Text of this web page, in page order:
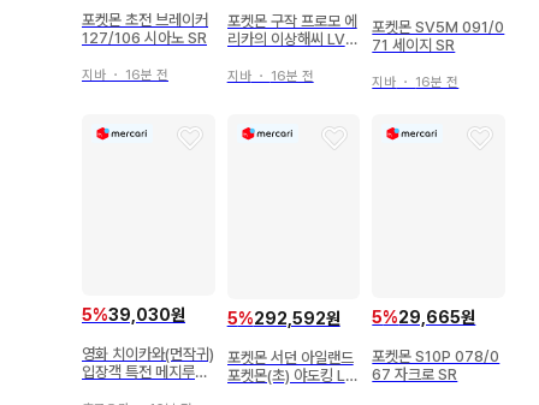
포켓몬 초전 브레이커
127/106 시아노 SR
지바 ・ 16분 전
포켓몬 구작 프로모 에
리카의 이상해씨 LV1
지바・ 16분 전
포켓몬 SV5M 091/0
71 세이지 SR
지바 ・ 16분 전
5%39,030원
영화 치이카와(먼작귀)
입장객 특전 메지루시
5%292,592원
포켓몬 서던 아일랜드
포켓몬(초) 야도킹 Lv.
5%29,665원
포켓몬 S10P 078/0
67 자크로 SR